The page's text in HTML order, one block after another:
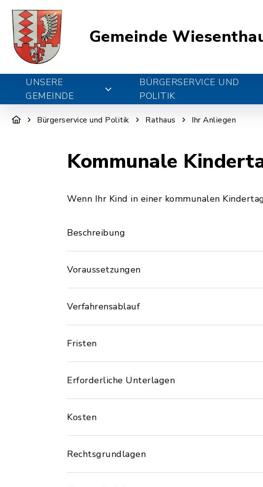
Gemeinde
UNSERE
GEMEINDE
BÜRGERSERVICE UND
POLITIK
Bürgerservice und Politik Rathaus Ihr Anliegen
Kommunale
Wenn Ihr Kind in einer kommunalen
Beschreibung
Voraussetzungen
Verfahrensablauf
Fristen
Erforderliche Unterlagen
Kosten
Rechtsgrundlagen